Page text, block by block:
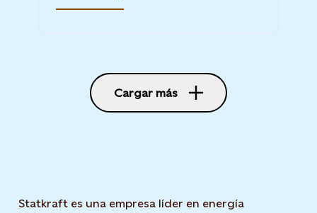
Cargar más
Statkraft es una empresa líder en energía